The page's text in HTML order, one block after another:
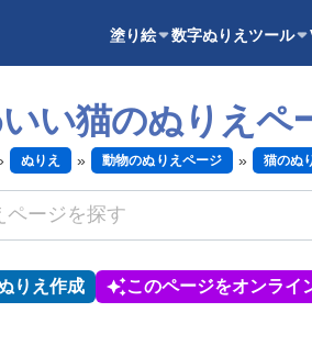
塗り絵 数字ぬりえ ツール
い猫のぬりえペ
ぬりえ 動物のぬりえページ 猫のぬ
りえ作成 このページをオンライ